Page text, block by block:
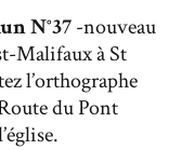
N°37-nouveau
Malifaux à St
l’orthographe
du Pont